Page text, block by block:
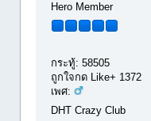
Hero Member
กระทู้: 58505
ถูกใจกด Like+ 1372
เพศ:
DHT Crazy Club